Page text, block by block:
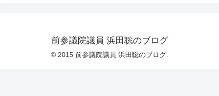
前参議院議員 浜田聡のブログ
© 2015 前参議院議員 浜田聡のブログ.